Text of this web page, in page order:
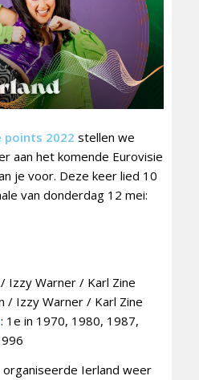
points 2022 stellen we
aan het komende Eurovisie
je voor. Deze keer lied 10
van donderdag 12 mei:
Izzy Warner / Karl Zine
/ Izzy Warner / Karl Zine
: 1e in 1970, 1980, 1987,
Ierland weer